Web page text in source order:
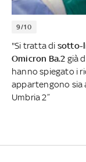
9/10
"Si tratta di sotto-
Omicron Ba.2 già
hanno spiegato i
appartengono sia
Umbria 2”